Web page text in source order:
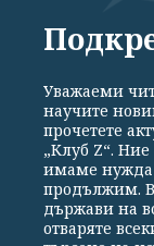
СПОРТ
Общи
Реклама
Уважаеми
научите
прочетете
„Клуб Z“.
имаме нужда
продължим.
държави на
отваряте